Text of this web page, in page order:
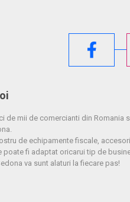
de mii de comercianti din Romania
de echipamente fiscale,
poate fi adaptat oricarui tip de
va sunt alaturi la fiecare pas!